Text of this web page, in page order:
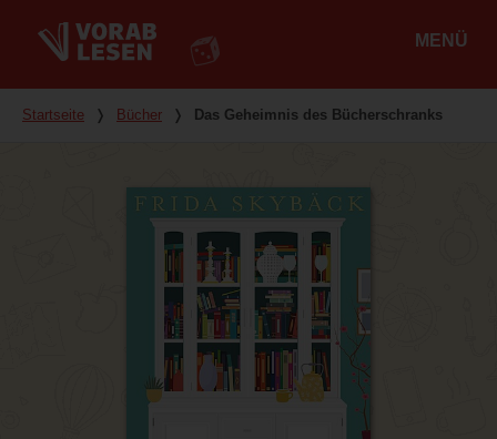
MENÜ
Du bist hier
Startseite ❭ Bücher ❭ Das Geheimnis des Bücherschranks